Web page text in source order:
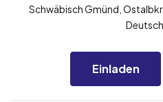
Schwäbisch Gmünd,
Einladen